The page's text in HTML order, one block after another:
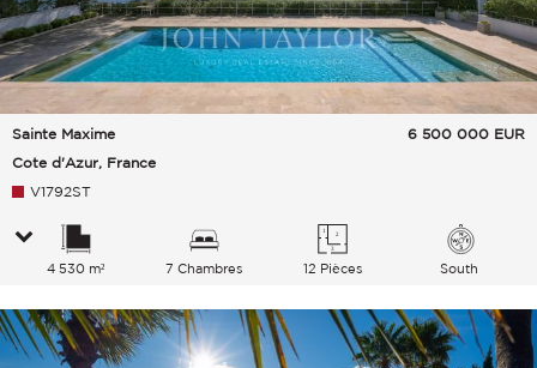
Sainte Maxime
Cote d'Azur, France
6 500 000 EUR
V1792ST
4 530 m² 7 Chambres 12 Pièces South